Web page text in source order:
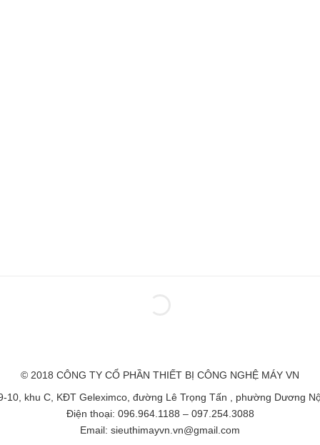
© 2018 CÔNG TY CỔ PHẦN THIẾT BỊ CÔNG NGHỆ MÁY VN
10, khu C, KĐT Geleximco, đường Lê Trọng Tấn , phường Dương
Điện thoại: 096.964.1188 – 097.254.3088
Email: sieuthimayvn.vn@gmail.com